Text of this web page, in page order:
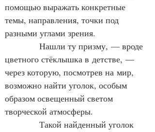
помощью выражать конкретные
темы, направления, точки под
разными углами зрения.
Нашли ту призму, — вроде
цветного стёклышка в детстве, —
через которую, посмотрев на мир,
возможно найти уголок, особым
образом освещенный светом
творческой атмосферы.
Такой найденный уголок